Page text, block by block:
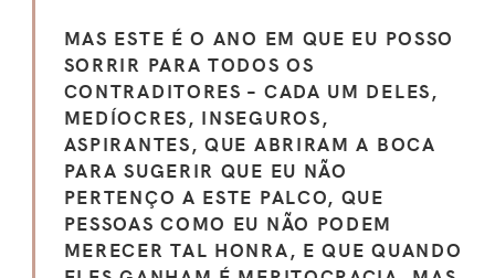
MAS ESTE É O ANO EM QUE EU POSSO
SORRIR PARA TODOS OS
CONTRADITORES – CADA UM DELES,
MEDÍOCRES, INSEGUROS,
ASPIRANTES, QUE ABRIRAM A BOCA
PARA SUGERIR QUE EU NÃO
PERTENÇO A ESTE PALCO, QUE
PESSOAS COMO EU NÃO PODEM
MERECER TAL HONRA, E QUE QUANDO